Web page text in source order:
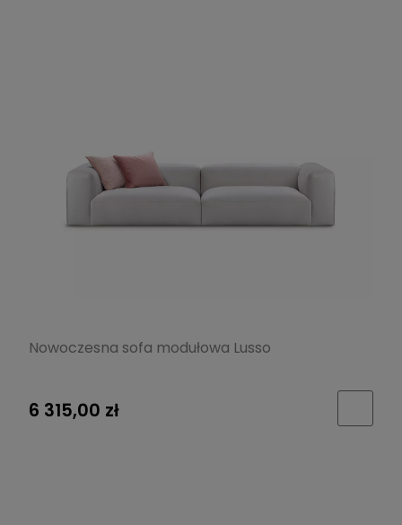
Nowoczesna sofa modułowa Lusso
6 315,00 zł